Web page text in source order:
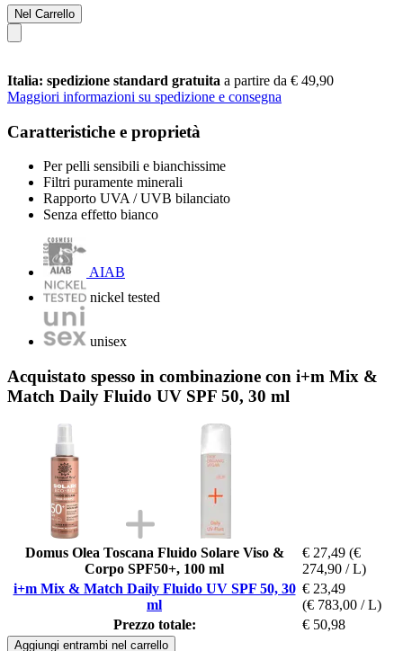
Nel Carrello
Italia: spedizione standard gratuita a partire da € 49,90
Maggiori informazioni su spedizione e consegna
Caratteristiche e proprietà
Per pelli sensibili e bianchissime
Filtri puramente minerali
Rapporto UVA / UVB bilanciato
Senza effetto bianco
AIAB
nickel tested
unisex
Acquistato spesso in combinazione con i+m Mix &
Match Daily Fluido UV SPF 50, 30 ml
Domus Olea Toscana Fluido Solare Viso &
Corpo SPF50+, 100 ml
€ 27,49 (€
274,90 / L)
i+m Mix & Match Daily Fluido UV SPF 50, 30
ml
€ 23,49
(€ 783,00 / L)
Prezzo totale:
€ 50,98
Aggiungi entrambi nel carrello